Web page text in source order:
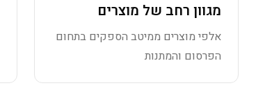
מגוון רחב של מוצרים
אלפי מוצרים ממיטב הספקים בתחום
הפרסום והמתנות